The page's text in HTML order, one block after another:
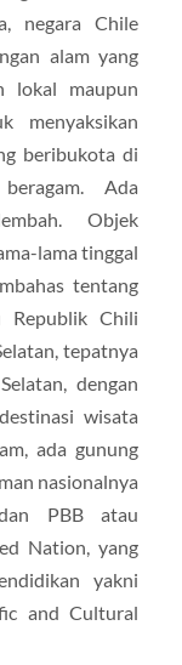
negara Chile
alam yang
lokal maupun
menyaksikan
beribukota di
Ada
Objek
lama tinggal
tentang
Chili
tepatnya
dengan
wisata
ada gunung
nasionalnya
PBB atau
Nation, yang
yakni
and Cultural